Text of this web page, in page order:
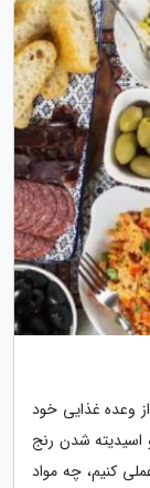
وعده غذایی خود
اسیدیته شدن رنج
کنیم، چه مواد